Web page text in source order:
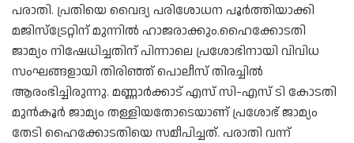
പരാതി. പ്രതിയെ വൈദ്യ പരിശോധന പൂർത്തിയാക്കി
മജിസ്‌ട്രേറ്റിന് മുന്നിൽ ഹാജരാക്കും.ഹൈക്കോടതി
ജാമ്യം നിഷേധിച്ചതിന് പിന്നാലെ പ്രശോഭിനായി വിവിധ
സംഘങ്ങളായി തിരിഞ്ഞ് പൊലീസ് തിരച്ചിൽ
ആരംഭിച്ചിരുന്നു. മണ്ണാർക്കാട് എസ് സി-എസ് ടി കോടതി
മുൻകൂർ ജാമ്യം തള്ളിയതോടെയാണ് പ്രശോഭ് ജാമ്യം
തേടി ഹൈക്കോടതിയെ സമീപിച്ചത്. പരാതി വന്ന്